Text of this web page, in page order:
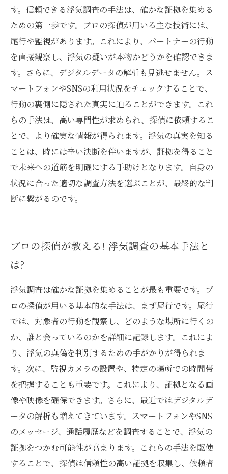
す。信頼できる浮気調査の手法は、確かな証拠を集める
ための第一歩です。プロの探偵が用いる主な技術には、
尾行や監視があります。これにより、パートナーの行動
を直接観察し、浮気の疑いが本物かどうかを確認できま
す。さらに、デジタルデータの解析も見逃せません。ス
マートフォンやSNSの利用状況をチェックすることで、
行動の裏側に隠された真実に迫ることができます。これ
らの手法は、高い専門性が求められ、探偵に依頼するこ
とで、より確実な情報が得られます。浮気の真実を知る
ことは、時には辛い決断を伴いますが、証拠を得ること
で未来への道筋を明確にする手助けとなります。自身の
状況に合った適切な調査方法を選ぶことが、最終的な判
断に繋がるのです。
プロの探偵が教える! 浮気調査の基本手法と
は?
浮気調査は確かな証拠を集めることが最も重要です。プ
ロの探偵が用いる基本的な手法は、まず尾行です。尾行
では、対象者の行動を観察し、どのような場所に行くの
か、誰と会っているのかを詳細に記録します。これによ
り、浮気の真偽を判別するための手がかりが得られま
す。次に、監視カメラの設置や、特定の場所での時間帯
を把握することも重要です。これにより、証拠となる画
像や映像を確保できます。さらに、最近ではデジタルデ
ータの解析も増えてきています。スマートフォンやSNS
のメッセージ、通話履歴などを調査することで、浮気の
証拠をつかむ可能性が高まります。これらの手法を駆使
することで、探偵は信頼性の高い証拠を収集し、依頼者